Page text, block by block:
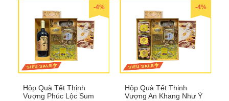
-4%
Hộp Quà Tết Thịnh
Vượng Phúc Lộc Sum
-4%
Hộp Quà Tết Thịnh
Vượng An Khang Như Ý